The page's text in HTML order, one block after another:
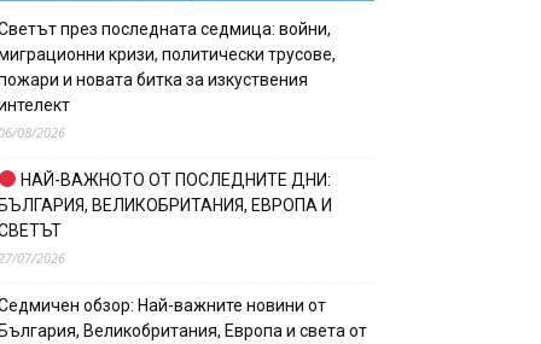
през последната седмица: войни,
кризи, политически трусове,
и новата битка за изкуствения
08/2026
НАЙ-ВАЖНОТО ОТ ПОСЛЕДНИТЕ ДНИ:
ВЕЛИКОБРИТАНИЯ, ЕВРОПА И
07/2026
обзор: Най-важните новини от
Великобритания, Европа и света от